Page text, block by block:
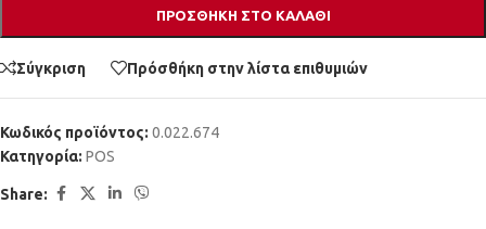
ΠΡΟΣΘΉΚΗ ΣΤΟ ΚΑΛΆΘΙ
Σύγκριση Πρόσθήκη στην λίστα επιθυμιών
Κωδικός προϊόντος: 0.022.674
Κατηγορία: POS
Share: